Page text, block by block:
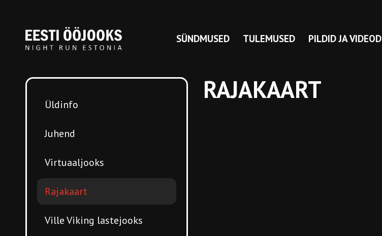
SÜNDMUSED TULEMUSED PILDID JA VIDEOD
Üldinfo
Juhend
Virtuaaljooks
Rajakaart
Ville Viking lastejooks
RAJAKAART